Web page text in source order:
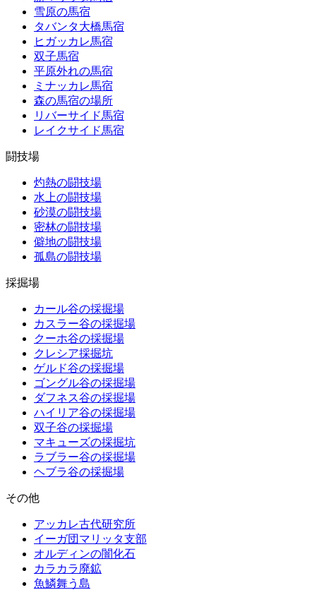
雪原の馬宿
タバンタ大橋馬宿
ヒガッカレ馬宿
双子馬宿
平原外れの馬宿
ミナッカレ馬宿
森の馬宿の場所
リバーサイド馬宿
レイクサイド馬宿
闘技場
灼熱の闘技場
水上の闘技場
砂漠の闘技場
密林の闘技場
僻地の闘技場
孤島の闘技場
採掘場
カール谷の採掘場
カスラー谷の採掘場
クーホ谷の採掘場
クレシア採掘坑
ゲルド谷の採掘場
ゴングル谷の採掘場
ダフネス谷の採掘場
ハイリア谷の採掘場
双子谷の採掘場
マキューズの採掘坑
ラブラー谷の採掘場
ヘブラ谷の採掘場
その他
アッカレ古代研究所
イーガ団マリッタ支部
オルディンの闇化石
カラカラ廃鉱
魚鱗舞う島